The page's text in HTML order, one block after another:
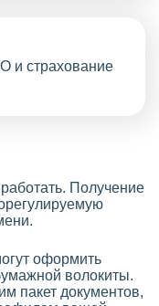
и страхование
Получение
оформить
волокиты.
пакет документов,